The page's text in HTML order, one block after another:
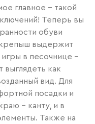
главное – такой
Теперь вы
обуви
выдержит
в песочнице –
выглядеть как
вид. Для
посадки и
– канту, и в
Также на